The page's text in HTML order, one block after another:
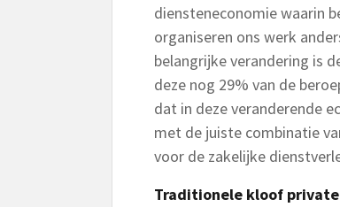
diensteneconomie waarin
organiseren ons werk
belangrijke verandering is
deze nog 29% van de
dat in deze veranderende
met de juiste combinatie
voor de zakelijke
Traditionele kloof